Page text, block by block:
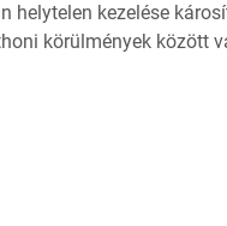
helytelen kezelése
körülmények között